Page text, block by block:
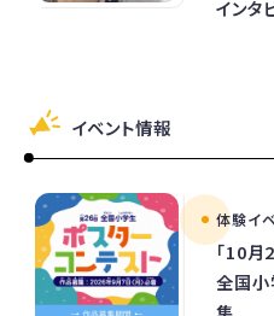
インタ
イベント情報
体験イ
「10
全国小